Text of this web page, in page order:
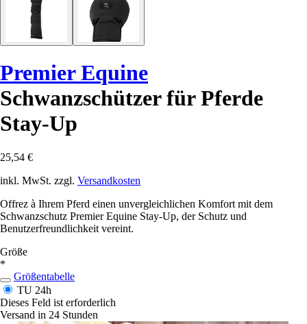
Premier Equine
Schwanzschützer für Pferde
Stay-Up
25,54 €
inkl. MwSt. zzgl. Versandkosten
Offrez à Ihrem Pferd einen unvergleichlichen Komfort mit dem
Schwanzschutz Premier Equine Stay-Up, der Schutz und
Benutzerfreundlichkeit vereint.
Größe
*
Größentabelle
TU 24h
Dieses Feld ist erforderlich
Versand in 24 Stunden